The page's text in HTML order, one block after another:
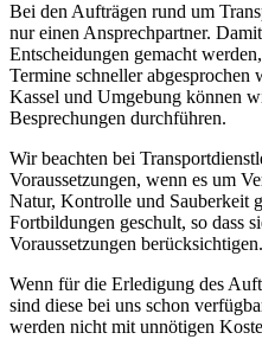
Bei den Aufträgen rund um
nur einen Ansprechpartner.
Entscheidungen gemacht
Termine schneller abgesprochen
Kassel und Umgebung können
Besprechungen durchführen.
Wir beachten bei
Voraussetzungen, wenn es um
Natur, Kontrolle und Sauberkeit
Fortbildungen geschult, so dass
Voraussetzungen berücksichtigen.
Wenn für die Erledigung des
sind diese bei uns schon
werden nicht mit unnötigen